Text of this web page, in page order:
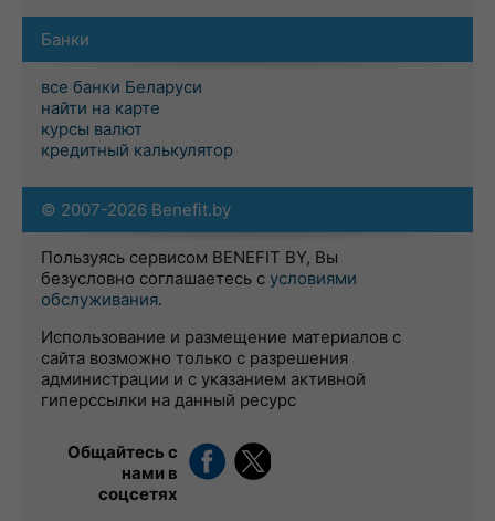
Банки
все банки Беларуси
найти на карте
курсы валют
кредитный калькулятор
© 2007-2026 Benefit.by
Пользуясь сервисом BENEFIT BY, Вы
безусловно соглашаетесь с условиями
обслуживания.
Использование и размещение материалов с
сайта возможно только с разрешения
администрации и с указанием активной
гиперссылки на данный ресурс
Общайтесь с
нами в
соцсетях